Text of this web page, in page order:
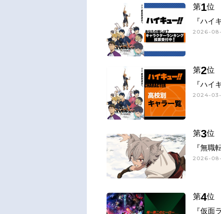
第1位
『ハイ
2026-
第2位
『ハイ
2024-
第3位
『無職
2026-
第4位
『仮面